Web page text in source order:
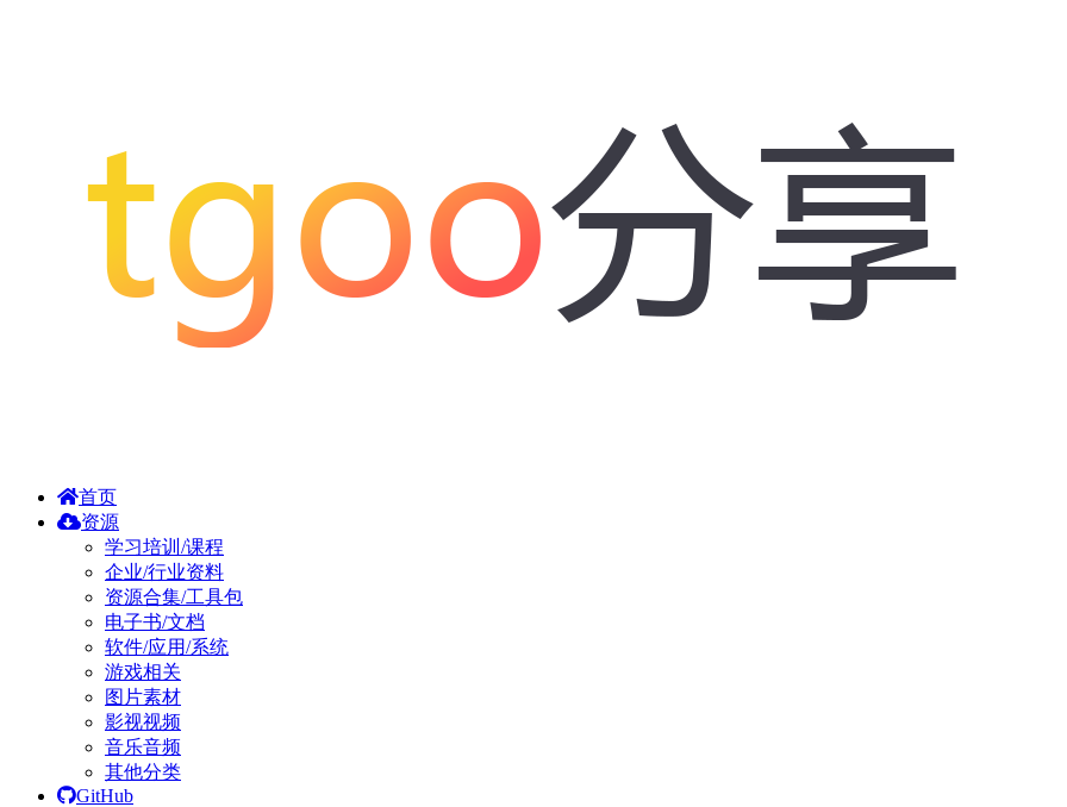
首页
资源
学习培训/课程
企业/行业资料
资源合集/工具包
电子书/文档
软件/应用/系统
游戏相关
图片素材
影视视频
音乐音频
其他分类
GitHub